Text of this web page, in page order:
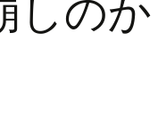
出力例
使用
ザーズフォーラム
しのか